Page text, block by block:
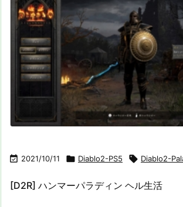
 2021/10/11  Diablo2-PS5  Diablo2-
[D2R] ハンマーパラディン ヘル生活